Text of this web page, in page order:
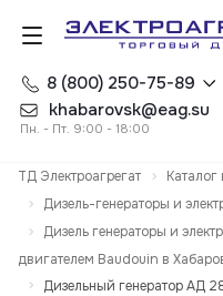
8 (800) 250-75-89
khabarovsk@eag.su
Пн. - Пт. 9:00 - 18:00
ТД Электроагрегат
Дизель-генераторы и
Дизель генераторы и
двигателем Baudouin в
Дизельный генератор АД